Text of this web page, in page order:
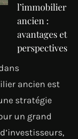
l’immobilier
ancien :
avantages et
perspectives
ancien est
stratégie
un grand